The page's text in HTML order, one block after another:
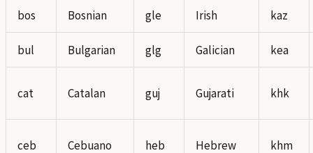
bos Bosnian gle Irish kaz
bul Bulgarian glg Galician kea
cat Catalan guj Gujarati khk
ceb Cebuano heb Hebrew khm